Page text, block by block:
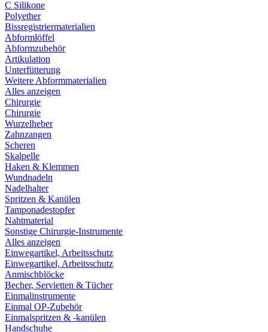
C Silikone
Polyether
Bissregistriermaterialien
Abformlöffel
Abformzubehör
Artikulation
Unterfütterung
Weitere Abformmaterialien
Alles anzeigen
Chirurgie
Chirurgie
Wurzelheber
Zahnzangen
Scheren
Skalpelle
Haken & Klemmen
Wundnadeln
Nadelhalter
Spritzen & Kanülen
Tamponadestopfer
Nahtmaterial
Sonstige Chirurgie-Instrumente
Alles anzeigen
Einwegartikel, Arbeitsschutz
Einwegartikel, Arbeitsschutz
Anmischblöcke
Becher, Servietten & Tücher
Einmalinstrumente
Einmal OP-Zubehör
Einmalspritzen & -kanülen
Handschuhe